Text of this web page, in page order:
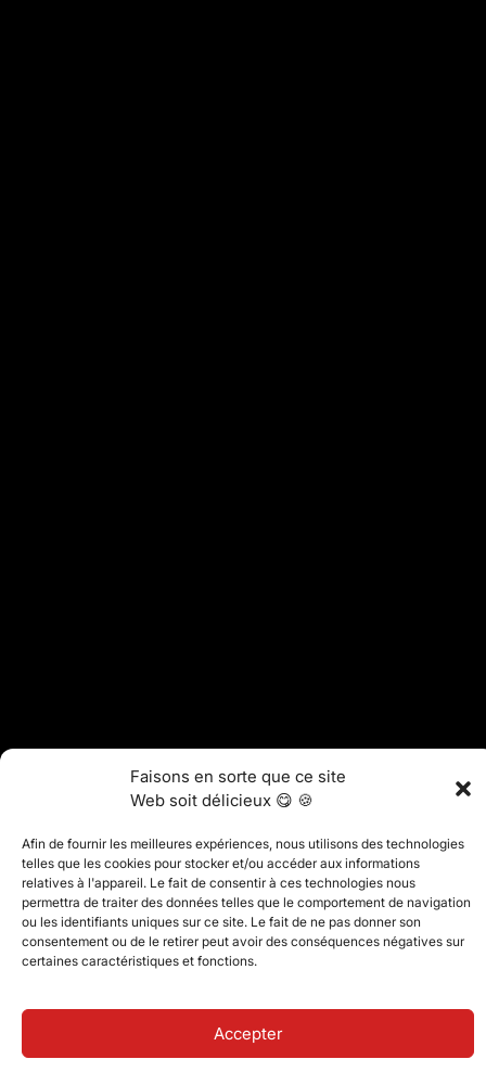
Faisons en sorte que ce site
Web soit délicieux 😋 🍪
Afin de fournir les meilleures expériences, nous utilisons des technologies
telles que les cookies pour stocker et/ou accéder aux informations
relatives à l'appareil. Le fait de consentir à ces technologies nous
permettra de traiter des données telles que le comportement de navigation
ou les identifiants uniques sur ce site. Le fait de ne pas donner son
consentement ou de le retirer peut avoir des conséquences négatives sur
certaines caractéristiques et fonctions.
Accepter